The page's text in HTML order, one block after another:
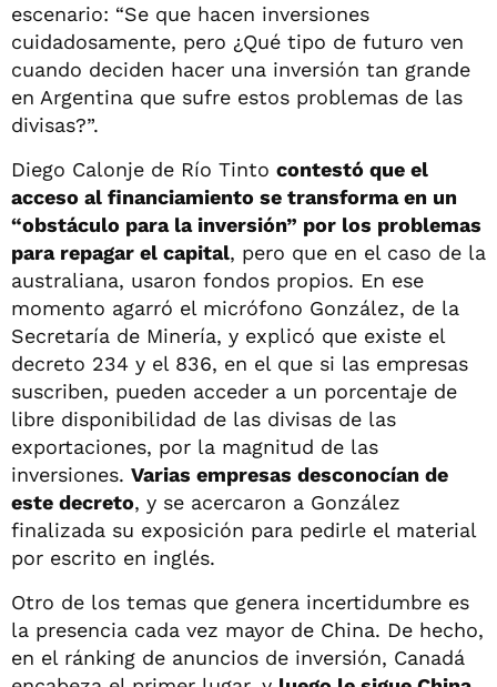
escenario: “Se que hacen inversiones
cuidadosamente, pero ¿Qué tipo de futuro ven
cuando deciden hacer una inversión tan grande
en Argentina que sufre estos problemas de las
divisas?”.
Diego Calonje de Río Tinto contestó que el
acceso al financiamiento se transforma en un
“obstáculo para la inversión” por los problemas
para repagar el capital, pero que en el caso de la
australiana, usaron fondos propios. En ese
momento agarró el micrófono González, de la
Secretaría de Minería, y explicó que existe el
decreto 234 y el 836, en el que si las empresas
suscriben, pueden acceder a un porcentaje de
libre disponibilidad de las divisas de las
exportaciones, por la magnitud de las
inversiones. Varias empresas desconocían de
este decreto, y se acercaron a González
finalizada su exposición para pedirle el material
por escrito en inglés.
Otro de los temas que genera incertidumbre es
la presencia cada vez mayor de China. De hecho,
en el ránking de anuncios de inversión, Canadá